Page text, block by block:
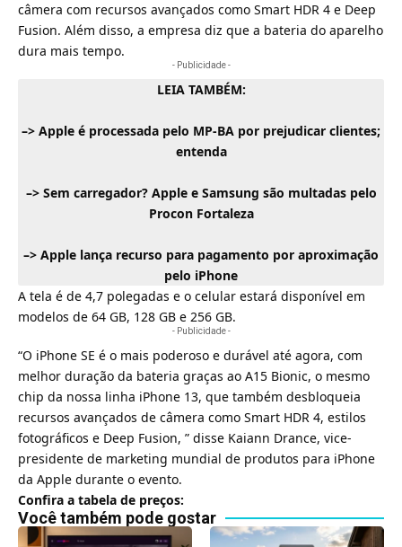
câmera com recursos avançados como Smart HDR 4 e Deep
Fusion. Além disso, a empresa diz que a bateria do aparelho
dura mais tempo.
- Publicidade -
LEIA TAMBÉM:
–> Apple é processada pelo MP-BA por prejudicar clientes;
entenda
–> Sem carregador? Apple e Samsung são multadas pelo
Procon Fortaleza
–> Apple lança recurso para pagamento por aproximação
pelo iPhone
A tela é de 4,7 polegadas e o celular estará disponível em
modelos de 64 GB, 128 GB e 256 GB.
- Publicidade -
“O iPhone SE é o mais poderoso e durável até agora, com
melhor duração da bateria graças ao A15 Bionic, o mesmo
chip da nossa linha iPhone 13, que também desbloqueia
recursos avançados de câmera como Smart HDR 4, estilos
fotográficos e Deep Fusion, ” disse Kaiann Drance, vice-
presidente de marketing mundial de produtos para iPhone
da Apple durante o evento.
Confira a tabela de preços:
Você também pode gostar